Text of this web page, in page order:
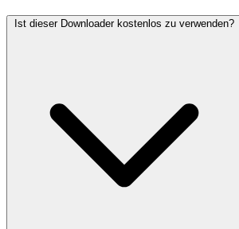
Ist dieser Downloader kostenlos zu verwenden?